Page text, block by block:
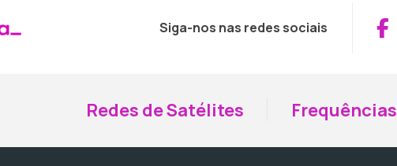
Siga-nos nas redes sociais
Redes de Satélites Frequências